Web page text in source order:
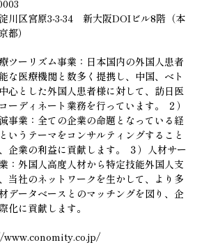
川区宮原3-3-34 新大阪DOIビル8階（本
都）
ツーリズム事業：日本国内の外国人患者
な医療機関と数多く提携し、中国、ベト
心とした外国人患者様に対して、訪日医
ーディネート業務を行っています。 ２）
事業：全ての企業の命題となっている経
いうテーマをコンサルティングすること
企業の利益に貢献します。 ３）人材サー
：外国人高度人材から特定技能外国人支
当社のネットワークを生かして、より多
データベースとのマッチングを図り、企
化に貢献します。